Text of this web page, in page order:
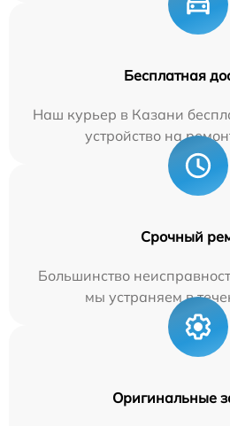
Бесплатная
Наш курьер в Казани
устройство на
Срочный
Большинство
мы устраняем в
Оригинальные